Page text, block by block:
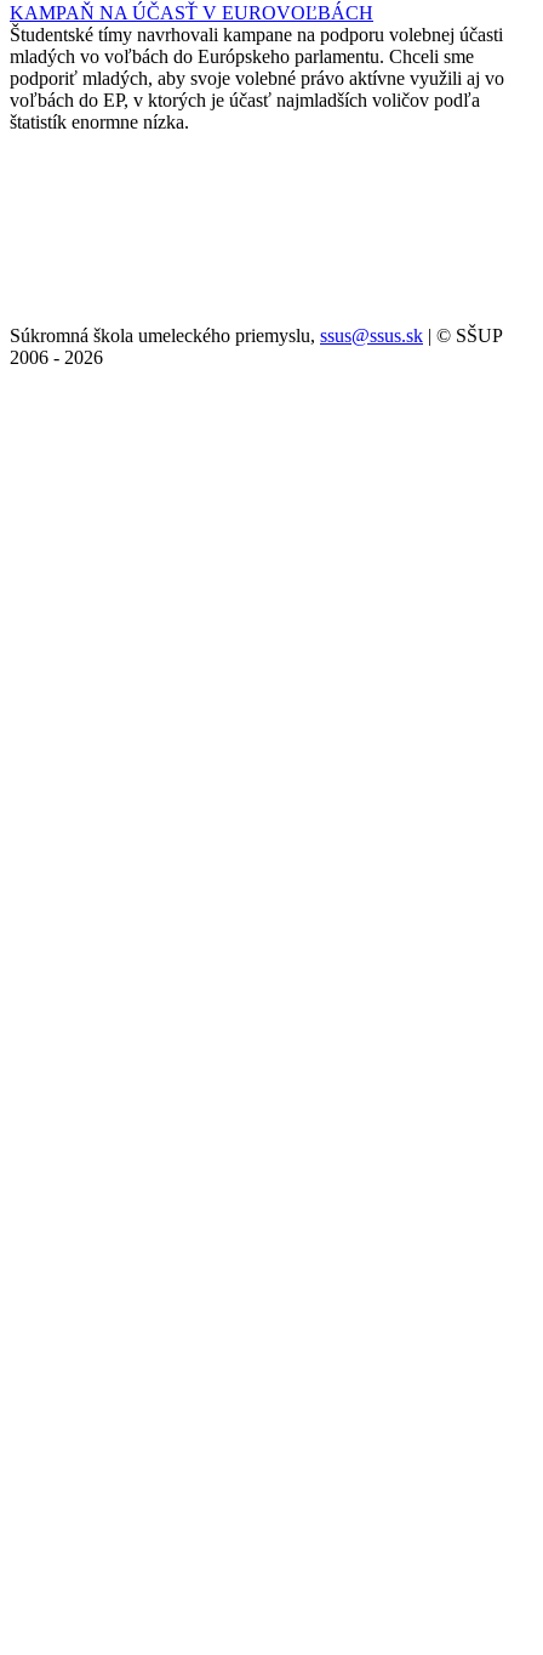
KAMPAŇ NA ÚČASŤ V EUROVOĽBÁCH
Študentské tímy navrhovali kampane na podporu volebnej účasti
mladých vo voľbách do Európskeho parlamentu. Chceli sme
podporiť mladých, aby svoje volebné právo aktívne využili aj vo
voľbách do EP, v ktorých je účasť najmladších voličov podľa
štatistík enormne nízka.
Súkromná škola umeleckého priemyslu, ssus@ssus.sk | © SŠUP
2006 - 2026